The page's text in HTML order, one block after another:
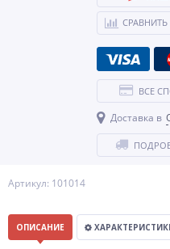
Артикул: 101014
СРАВНИТЬ
ВСЕ
Доставка в
ОПИСАНИЕ